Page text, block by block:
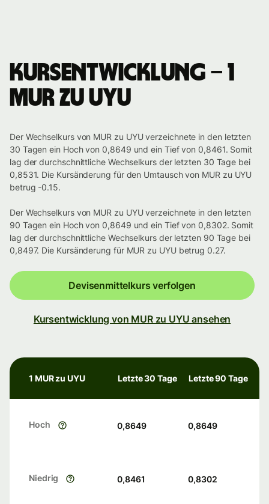
Kursentwicklung – 1
MUR zu UYU
Der Wechselkurs von MUR zu UYU verzeichnete in den letzten
30 Tagen ein Hoch von 0,8649 und ein Tief von 0,8461. Somit
lag der durchschnittliche Wechselkurs der letzten 30 Tage bei
0,8531. Die Kursänderung für den Umtausch von MUR zu UYU
betrug -0.15.
Der Wechselkurs von MUR zu UYU verzeichnete in den letzten
90 Tagen ein Hoch von 0,8649 und ein Tief von 0,8302. Somit
lag der durchschnittliche Wechselkurs der letzten 90 Tage bei
0,8497. Die Kursänderung für MUR zu UYU betrug 0.27.
Devisenmittelkurs verfolgen
Kursentwicklung von MUR zu UYU ansehen
1 MUR zu UYU Letzte 30 Tage Letzte 90 Tage
Hoch 0,8649 0,8649
Niedrig 0,8461 0,8302